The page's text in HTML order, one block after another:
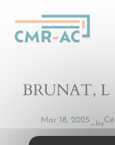
BRUNAT, L
Mar 18, 2025— by